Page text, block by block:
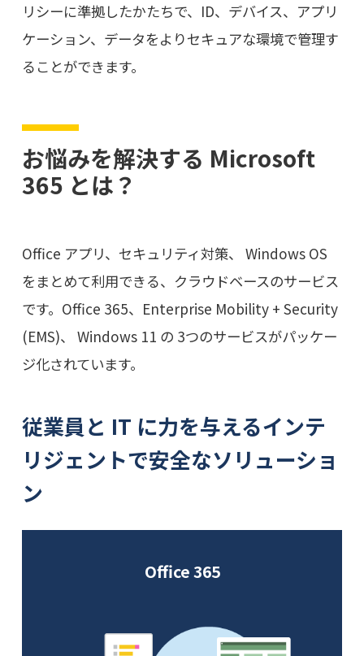
リシーに準拠したかたちで、ID、デバイス、アプリ
ケーション、データをよりセキュアな環境で管理す
ることができます。
お悩みを解決する Microsoft
365 とは？
Office アプリ、セキュリティ対策、 Windows OS
をまとめて利用できる、クラウドベースのサービス
です。Office 365、Enterprise Mobility + Security
(EMS)、 Windows 11 の 3つのサービスがパッケー
ジ化されています。
従業員と IT に力を与えるインテ
リジェントで安全なソリューショ
ン
Office 365